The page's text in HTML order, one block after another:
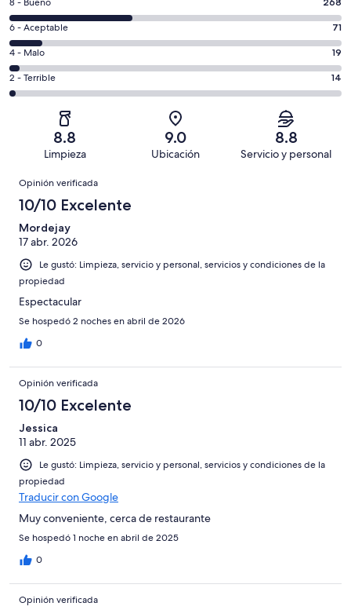
10,
es
decir,
Excelente.
Basada
en
opiniones
Puntuación
de
8,
es
decir,
Bueno.
opiniones
Puntuación
de
6,
es
decir,
Aceptable.
de
727
opiniones
6 - Aceptable 71
Puntuación
de
4,
Basada
19
de
opiniones
4 - Malo 19
Puntuación
de
Terrible.
Basada
de
727
opiniones
2 - Terrible 14
8.8
Limpieza
9.0
Ubicación
8.8
Servicio y personal
Opiniones
Opinión verificada
10/10 Excelente
Mordejay
17 abr. 2026
Le gustó: Limpieza, servicio y personal, servicios y condiciones de la
propiedad
Espectacular
Se hospedó 2 noches en abril de 2026
0
Opinión verificada
10/10 Excelente
Jessica
11 abr. 2025
Le gustó: Limpieza, servicio y personal, servicios y condiciones de la
propiedad
Traducir con Google
Muy conveniente, cerca de restaurante
Se hospedó 1 noche en abril de 2025
0
Opinión verificada